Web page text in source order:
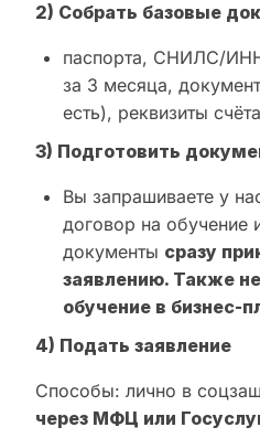
2) Собрать базовые
паспорта, СНИЛС/
за 3 месяца,
есть), реквизиты счёта
3) Подготовить
Вы запрашиваете у
договор на обучение
документы сразу
заявлению. Также
обучение в бизнес-
4) Подать заявление
Способы: лично в
через МФЦ или